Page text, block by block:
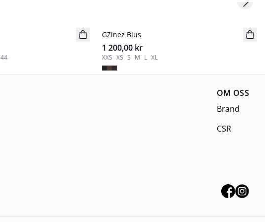
44
Nyhet
GZinez Blus
1 200,00 kr
XXS XS S M L XL
Next
OM OSS
Brand
CSR